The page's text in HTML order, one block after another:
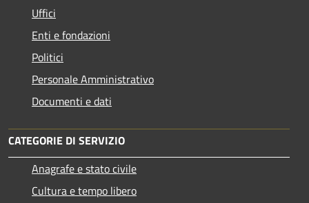
Uffici
Enti e fondazioni
Politici
Personale Amministrativo
Documenti e dati
CATEGORIE DI SERVIZIO
Anagrafe e stato civile
Cultura e tempo libero